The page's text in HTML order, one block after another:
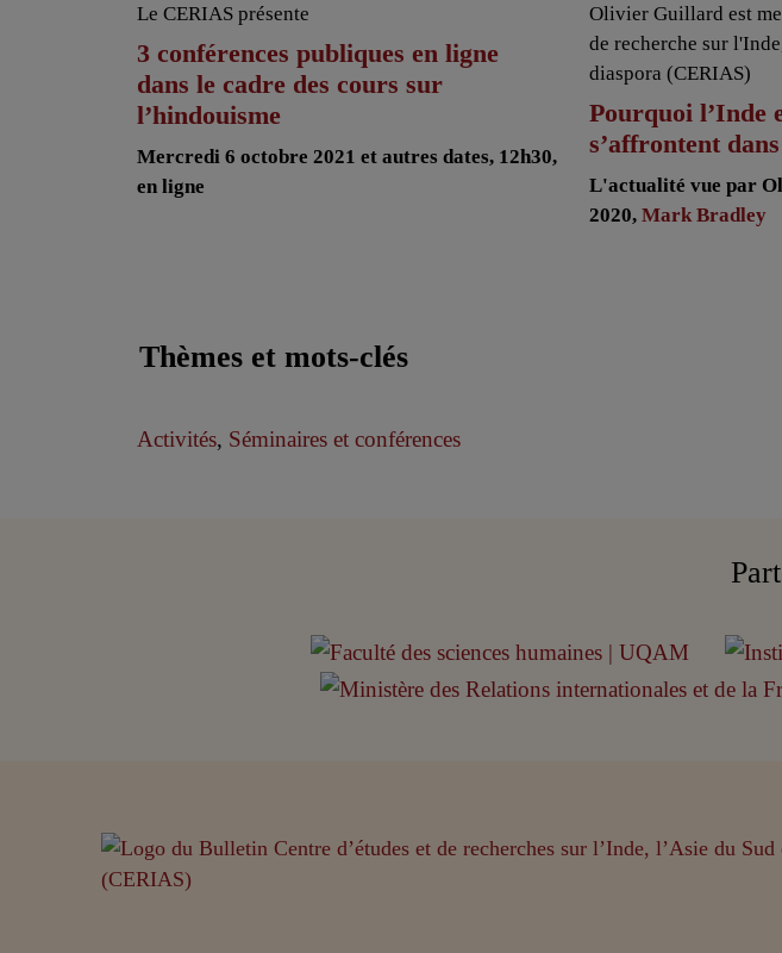
Le CERIAS présente
3 conférences publiques en ligne
dans le cadre des cours sur
l’hindouisme
Mercredi 6 octobre 2021 et autres dates, 12h30,
en ligne
Olivier Guillard est
de recherche sur
diaspora (CERIAS)
Pourquoi l’Inde
s’affrontent
L'actualité vue par
2020,Mark Bradley
Thèmes et mots-clés
Activités, Séminaires et conférences